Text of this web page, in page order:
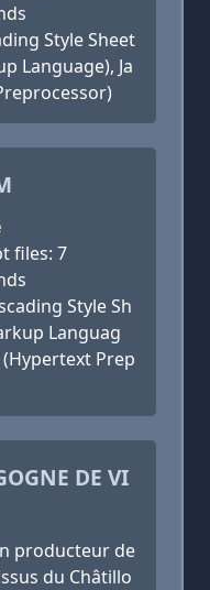
Style Sheet
Language), Ja
files: 7
Style Sh
Languag
(Hypertext Prep
DE VI
producteur de
du Châtillo